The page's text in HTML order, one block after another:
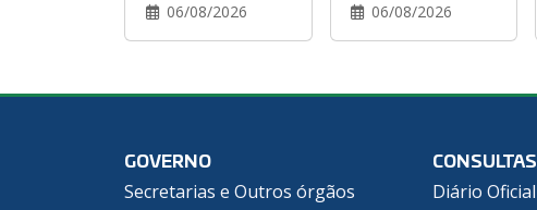
06/08/2026 06/08/2026
GOVERNO
Secretarias e Outros órgãos
CONSULTAS
Diário Oficial